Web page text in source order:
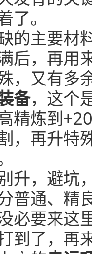
了。
的主要材
后，再用
，又有多
备，这个
精炼到
，再升特
升，避坑
普通、精
必要来这
到了，再